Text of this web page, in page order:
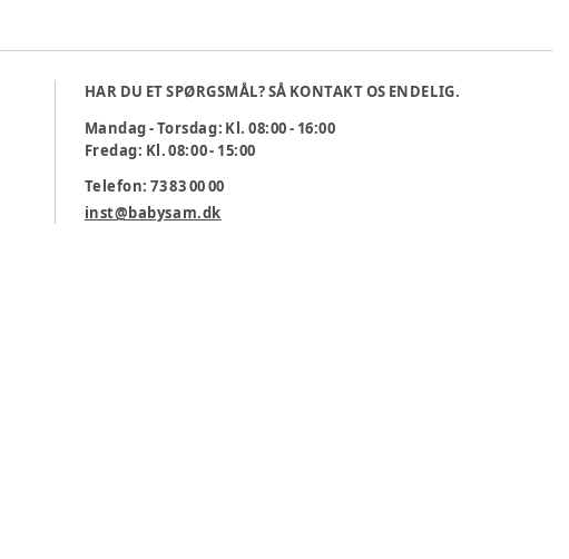
HAR DU ET SPØRGSMÅL? SÅ KONTAKT OS ENDELIG.
Mandag - Torsdag: Kl. 08:00 - 16:00
Fredag: Kl. 08:00 - 15:00
Telefon: 73 83 00 00
inst@babysam.dk